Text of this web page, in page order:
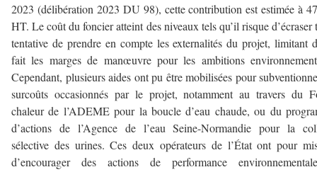
2023 (délibération 2023 DU 98), cette contribution est estimée à
HT. Le coût du foncier atteint des niveaux tels qu’il risque d’écraser
tentative de prendre en compte les externalités du projet, limitant
fait les marges de manœuvre pour les ambitions
Cependant, plusieurs aides ont pu être mobilisées pour
surcoûts occasionnés par le projet, notamment au travers du
chaleur de l’ADEME pour la boucle d’eau chaude, ou du
d’actions de l’Agence de l’eau Seine-Normandie pour la
sélective des urines. Ces deux opérateurs de l’État ont pour
d’encourager des actions de performance